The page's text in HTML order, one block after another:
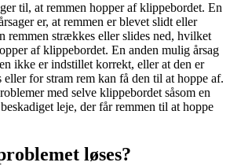
til, at remmen hopper af klippebordet. En
er, at remmen er blevet slidt eller
remmen strækkes eller slides ned, hvilket
af klippebordet. En anden mulig årsag
ikke er indstillet korrekt, eller at den er
for stram rem kan få den til at hoppe af.
med selve klippebordet såsom en
leje, der får remmen til at hoppe
løses?